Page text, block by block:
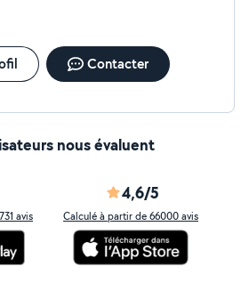
Contacter
nous évaluent
avis
4,6/5
Calculé à partir de 66000 avis